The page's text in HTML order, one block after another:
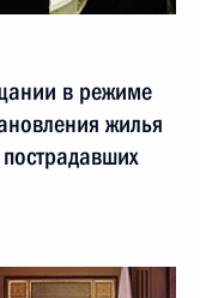
в режиме
жилья